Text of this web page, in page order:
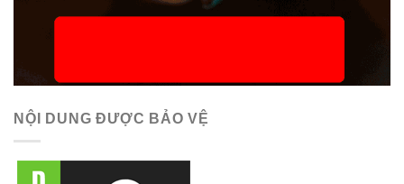
NỘI DUNG ĐƯỢC BẢO VỆ